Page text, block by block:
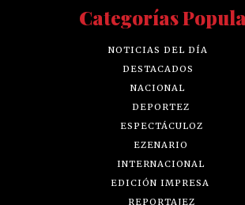
Categorías
NOTICIAS DEL DÍA
DESTACADOS
NACIONAL
DEPORTEZ
ESPECTÁCULOZ
EZENARIO
INTERNACIONAL
EDICIÓN IMPRESA
REPORTAJEZ